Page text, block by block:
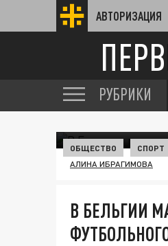
АВТОРИЗАЦИЯ
РУБРИКИ
ОБЩЕСТВО СПОРТ
АЛИНА ИБРАГИМОВА
В БЕЛЬГИИ